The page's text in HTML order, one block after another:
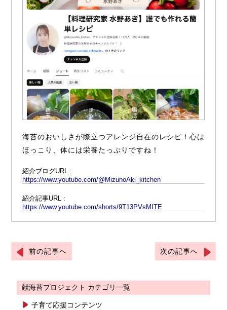
海苔のおいしさが際立つアレンジ自在のレシピ！心は
ほっこり、体には栄養たっぷりですね！
紹介ブログURL :
https://www.youtube.com/@MizunoAki_kitchen
紹介記事URL :
https://www.youtube.com/shorts/9T13PVsMITE
前の記事へ 次の記事へ
献海苔プロジェクト カテゴリ一覧
子育て応援コンテンツ